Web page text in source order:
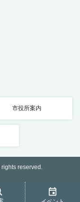
市役所案内
reserved.